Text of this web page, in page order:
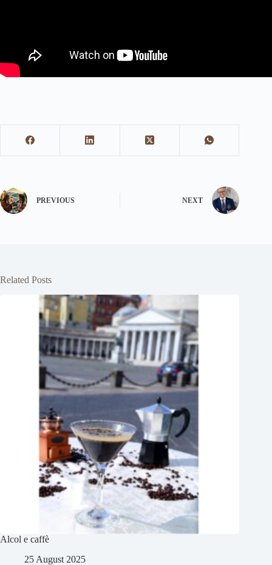
PREVIOUS NEXT
Related Posts
Alcol e caffè
25 August 2025